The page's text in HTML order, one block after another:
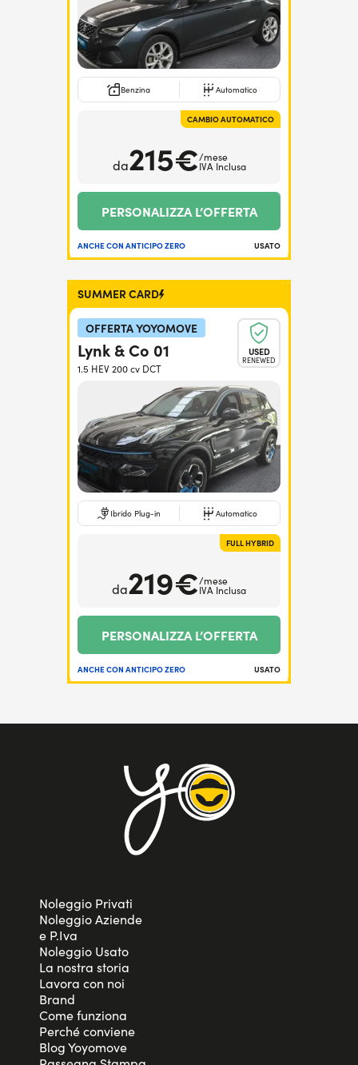
Benzina Automatico
CAMBIO AUTOMATICO
da215€/mese
IVA Inclusa
PERSONALIZZA L’OFFERTA
ANCHE CON ANTICIPO ZERO USATO
SUMMER CARD
OFFERTA YOYOMOVE
USED
RENEWED
Lynk & Co 01
1.5 HEV 200 cv DCT
Ibrido Plug-in Automatico
FULL HYBRID
da219€/mese
IVA Inclusa
PERSONALIZZA L’OFFERTA
ANCHE CON ANTICIPO ZERO USATO
Noleggio Privati
Noleggio Aziende
e P.Iva
Noleggio Usato
La nostra storia
Lavora con noi
Brand
Come funziona
Perché conviene
Blog Yoyomove